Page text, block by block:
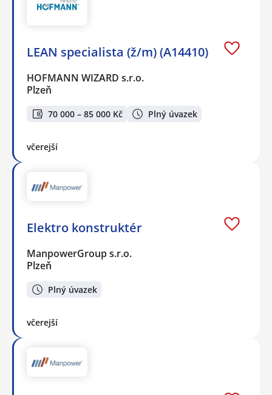
LEAN specialista (ž/m) (A14410)
HOFMANN WIZARD s.r.o.
Plzeň
70 000 – 85 000 Kč Plný úvazek
včerejší
Elektro konstruktér
ManpowerGroup s.r.o.
Plzeň
Plný úvazek
včerejší